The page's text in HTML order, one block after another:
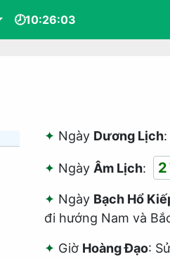
🕗10:26:03
Ngày Dương Lịch:
Ngày Âm Lịch:
Ngày Bạch Hổ
đi hướng Nam và
Giờ Hoàng Đạo: